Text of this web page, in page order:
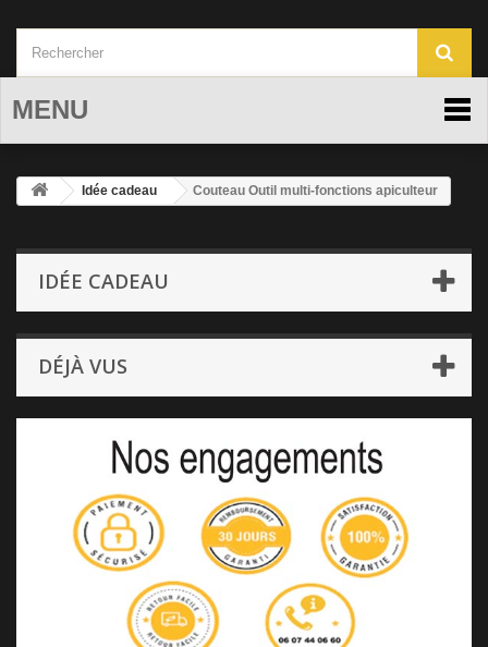
MENU
Idée cadeau Couteau Outil multi-fonctions apiculteur
IDÉE CADEAU
DÉJÀ VUS